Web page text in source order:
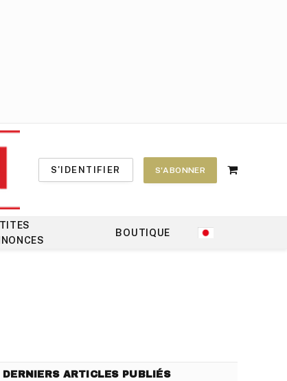
S'IDENTIFIER S'ABONNER
Shopping
BOUTIQUE
DERNIERS ARTICLES PUBLIÉS